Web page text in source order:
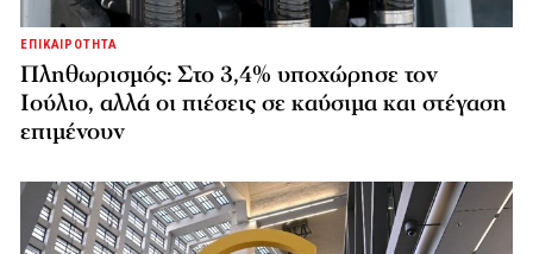
ΕΠΙΚΑΙΡΟΤΗΤΑ
Πληθωρισμός: Στο 3,4% υποχώρησε τον
Ιούλιο, αλλά οι πιέσεις σε καύσιμα και στέγαση
επιμένουν